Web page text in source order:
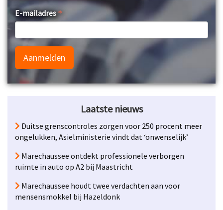
E-mailadres
Aanmelden
Laatste nieuws
Duitse grenscontroles zorgen voor 250 procent meer
ongelukken, Asielministerie vindt dat ‘onwenselijk’
Marechaussee ontdekt professionele verborgen
ruimte in auto op A2 bij Maastricht
Marechaussee houdt twee verdachten aan voor
mensensmokkel bij Hazeldonk